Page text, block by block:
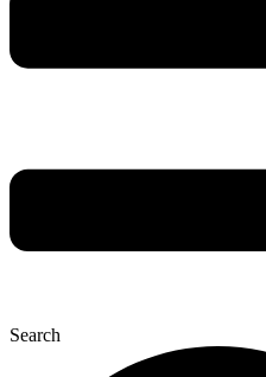
Search